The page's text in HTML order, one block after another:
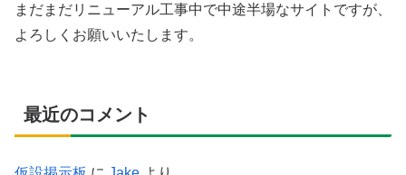
まだまだリニューアル工事中で中途半場なサイトですが、
よろしくお願いいたします。
最近のコメント